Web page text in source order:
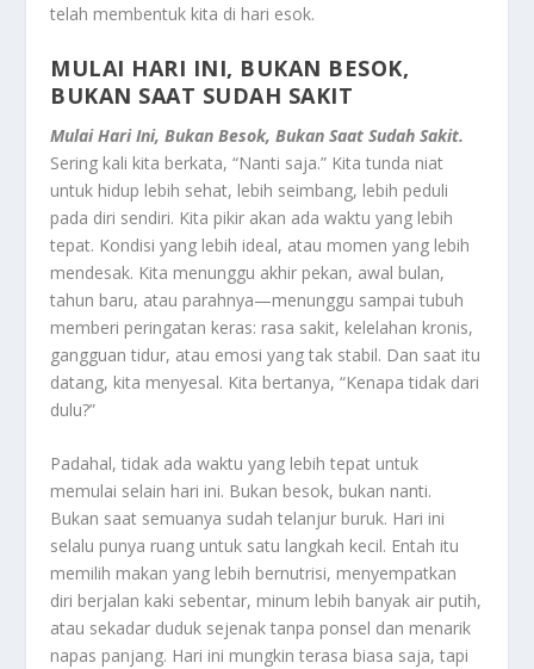
telah membentuk kita di hari esok.
MULAI HARI INI, BUKAN BESOK,
BUKAN SAAT SUDAH SAKIT
Mulai Hari Ini, Bukan Besok, Bukan Saat Sudah Sakit.
Sering kali kita berkata, “Nanti saja.” Kita tunda niat
untuk hidup lebih sehat, lebih seimbang, lebih peduli
pada diri sendiri. Kita pikir akan ada waktu yang lebih
tepat. Kondisi yang lebih ideal, atau momen yang lebih
mendesak. Kita menunggu akhir pekan, awal bulan,
tahun baru, atau parahnya—menunggu sampai tubuh
memberi peringatan keras: rasa sakit, kelelahan kronis,
gangguan tidur, atau emosi yang tak stabil. Dan saat itu
datang, kita menyesal. Kita bertanya, “Kenapa tidak dari
dulu?”
Padahal, tidak ada waktu yang lebih tepat untuk
memulai selain hari ini. Bukan besok, bukan nanti.
Bukan saat semuanya sudah telanjur buruk. Hari ini
selalu punya ruang untuk satu langkah kecil. Entah itu
memilih makan yang lebih bernutrisi, menyempatkan
diri berjalan kaki sebentar, minum lebih banyak air putih,
atau sekadar duduk sejenak tanpa ponsel dan menarik
napas panjang. Hari ini mungkin terasa biasa saja, tapi